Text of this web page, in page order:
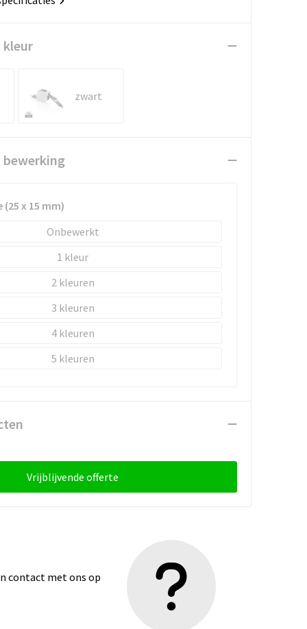
kleur
zwart
bewerking
x 15 mm)
Onbewerkt
1
2
3
4
5
Vrijblijvende offerte
contact met ons op